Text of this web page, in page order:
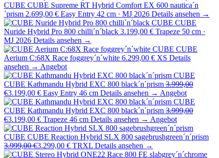
CUBE CUBE Supreme RT Hybrid Comfort EX 600 nautica´n
´prism 2.699,00 € Easy Entry 42 cm · MJ 2026 Details ansehen →
CUBE CUBE
Nuride Hybrid Pro 800 chilli´n´black 3.199,00 € Trapeze 50 cm ·
MJ 2026 Details ansehen →
CUBE CUBE
Aerium C:68X Race foggrey´n´white 6.299,00 € XS Details
ansehen → Angebot
CUBE
CUBE Kathmandu Hybrid EXC 800 black´n´prism 3.999,00
€3.199,00 € Easy Entry 46 cm Details ansehen → Angebot
CUBE
CUBE Kathmandu Hybrid EXC 800 black´n´prism 3.999,00
€3.199,00 € Trapeze 46 cm Details ansehen → Angebot
CUBE CUBE Reaction Hybrid SLX 800 sagebrushgreen´n´prism
3.999,00 €3.299,00 € TRXL Details ansehen →